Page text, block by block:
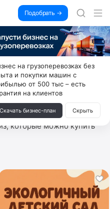
Подобрать →
ИИ, вы можете
по 500 тыс. каждый
которые можно купить
на грузоперевозках без
и покупки машин с
от 500 тыс – есть
на клиентов
Скачать бизнес-план Скрыть